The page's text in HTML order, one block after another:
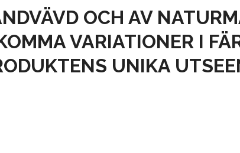
OCH AV
VARIATIONER I
UNIKA